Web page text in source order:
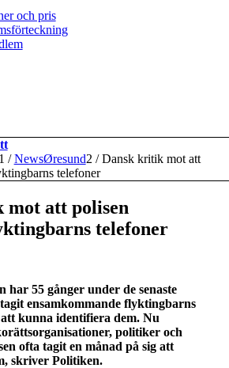
och pris
1 / NewsØresund2 / Dansk kritik mot att
telefoner
att polisen
telefoner
har 55 gånger under de senaste
ensamkommande flyktingbarns
kunna identifiera dem. Nu
politiker och
ofta tagit en månad på sig att
skriver Politiken.